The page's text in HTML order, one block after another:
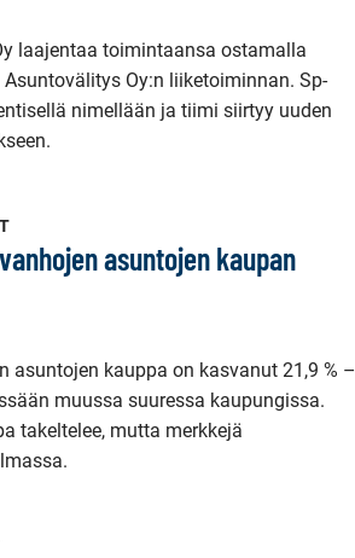
laajentaa toimintaansa ostamalla
Oy:n liiketoiminnan. Sp-
nimellään ja tiimi siirtyy uuden
asuntojen kaupan
asuntojen kauppa on kasvanut 21,9 % –
muussa suuressa kaupungissa.
takeltelee, mutta merkkejä